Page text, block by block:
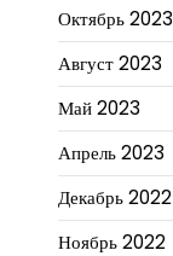
Октябрь 2023
Август 2023
Май 2023
Апрель 2023
Декабрь 2022
Ноябрь 2022